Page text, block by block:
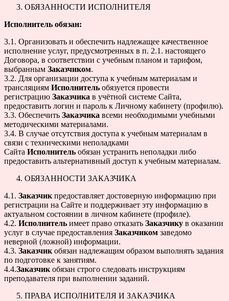
ОБЯЗАННОСТИ ИСПОЛНИТЕЛЯ
Исполнитель обязан:
3.1. Организовать и обеспечить надлежащее качественное
исполнение услуг, предусмотренных в п. 2.1. настоящего
Договора, в соответствии с учебным планом и тарифом,
выбранным Заказчиком.
3.2. Для организации доступа к учебным материалам и
трансляциям Исполнитель обязуется провести
регистрацию Заказчика в учётной системе Сайта,
предоставить логин и пароль к Личному кабинету (профилю).
3.3. Обеспечить Заказчика всеми необходимыми учебными
методическими материалами.
3.4. В случае отсутствия доступа к учебным материалам в
связи с техническими неполадками
Сайта Исполнитель обязан устранить неполадки либо
предоставить альтернативный доступ к учебным материалам.
ОБЯЗАННОСТИ ЗАКАЗЧИКА
4.1. Заказчик предоставляет достоверную информацию при
регистрации на Сайте и поддерживает эту информацию в
актуальном состоянии в личном кабинете (профиле).
4.2. Исполнитель имеет право отказать Заказчику в оказании
услуг в случае предоставления Заказчиком заведомо
неверной (ложной) информации.
4.3. Заказчик обязан надлежащим образом выполнять задания
по подготовке к занятиям.
4.4.Заказчик обязан строго следовать инструкциям
преподавателя при выполнении заданий.
ПРАВА ИСПОЛНИТЕЛЯ И ЗАКАЗЧИКА